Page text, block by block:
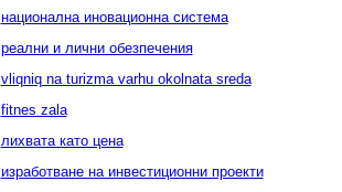
национална иновационна система
реални и лични обезпечения
vliqniq na turizma varhu okolnata sreda
fitnes zala
лихвата като цена
изработване на инвестиционни проекти